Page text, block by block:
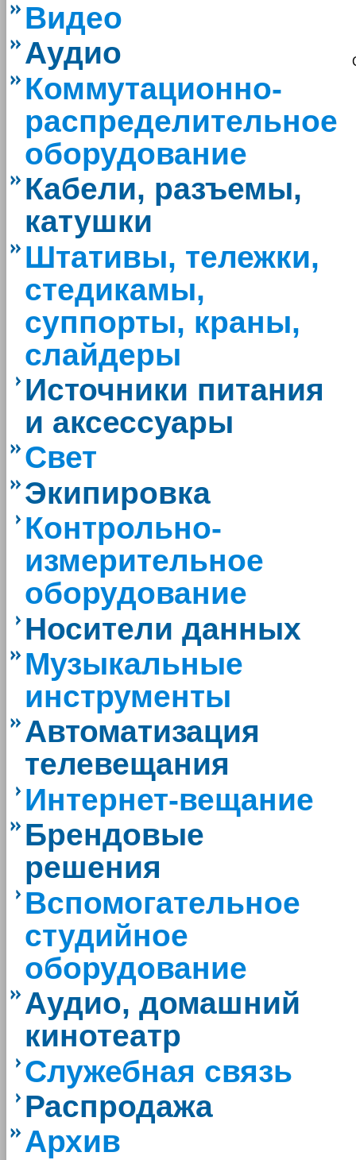
Видео
Аудио
Коммутационно-
распределительное
оборудование
Кабели, разъемы,
катушки
Штативы, тележки,
стедикамы,
суппорты, краны,
слайдеры
Источники питания
и аксессуары
Свет
Экипировка
Контрольно-
измерительное
оборудование
Носители данных
Музыкальные
инструменты
Автоматизация
телевещания
Интернет-вещание
Брендовые
решения
Вспомогательное
студийное
оборудование
Аудио, домашний
кинотеатр
Служебная связь
Распродажа
Архив